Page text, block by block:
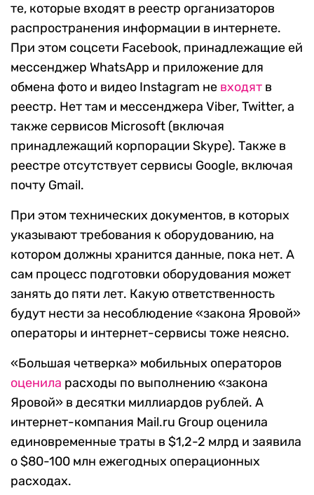
те, которые входят в реестр организаторов
распространения информации в интернете.
При этом соцсети Facebook, принадлежащие ей
мессенджер WhatsApp и приложение для
обмена фото и видео Instagram не входят в
реестр. Нет там и мессенджера Viber, Twitter, а
также сервисов Microsoft (включая
принадлежащий корпорации Skype). Также в
реестре отсутствует сервисы Google, включая
почту Gmail.
При этом технических документов, в которых
указывают требования к оборудованию, на
котором должны хранится данные, пока нет. А
сам процесс подготовки оборудования может
занять до пяти лет. Какую ответственность
будут нести за несоблюдение «закона Яровой»
операторы и интернет-сервисы тоже неясно.
«Большая четверка» мобильных операторов
оценила расходы по выполнению «закона
Яровой» в десятки миллиардов рублей. А
интернет-компания Mail.ru Group оценила
единовременные траты в $1,2-2 млрд и заявила
о $80-100 млн ежегодных операционных
расходах.